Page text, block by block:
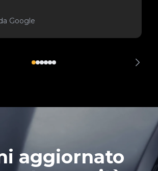
Google
aggiornato